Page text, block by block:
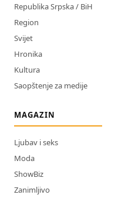
Republika Srpska / BiH
Region
Svijet
Hronika
Kultura
Saopštenje za medije
MAGAZIN
Ljubav i seks
Moda
ShowBiz
Zanimljivo